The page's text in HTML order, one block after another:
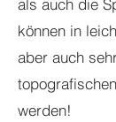
als auch die
können in
aber auch
werden!